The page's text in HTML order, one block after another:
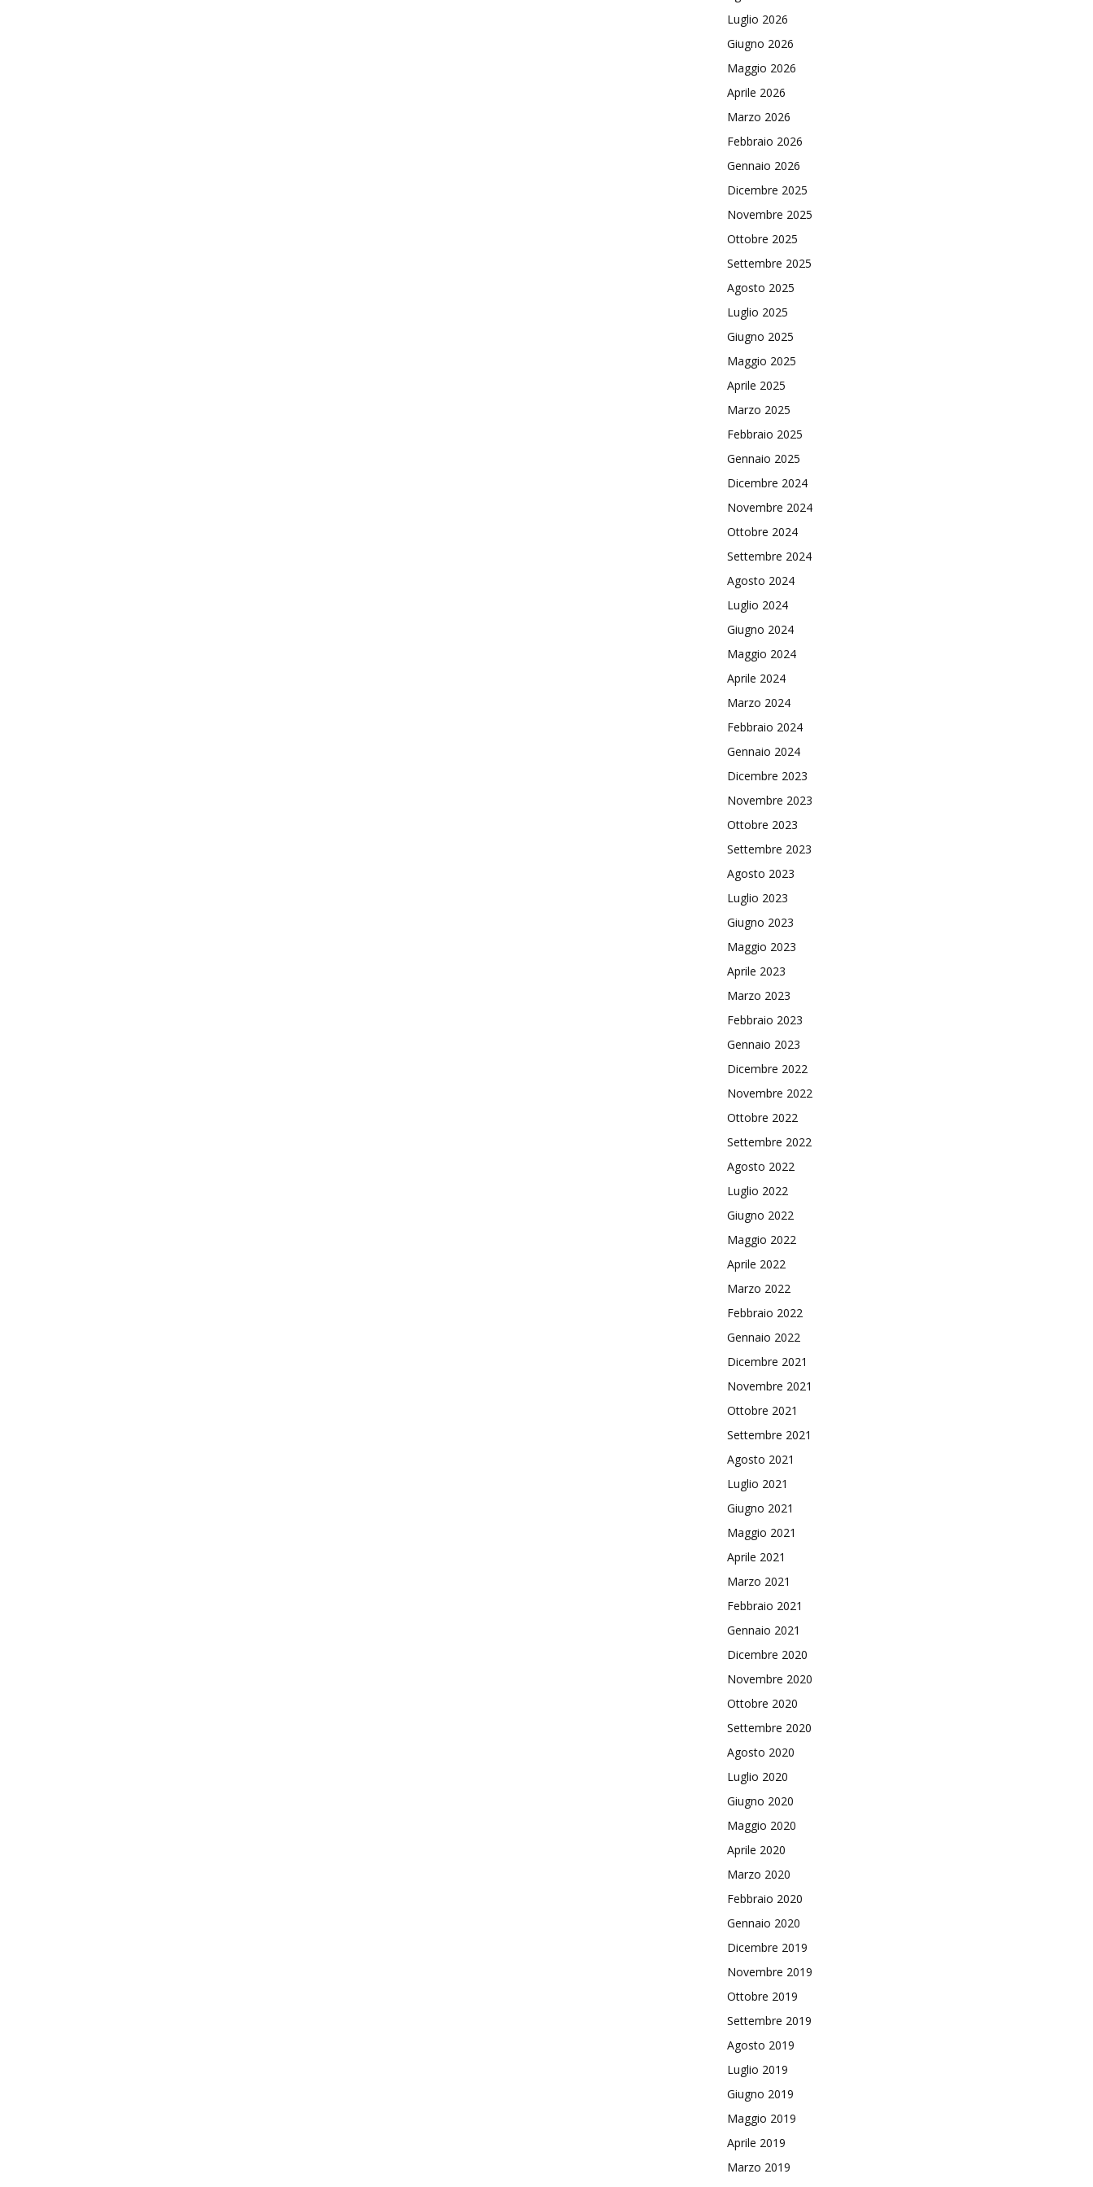
Luglio 2026
Giugno 2026
Maggio 2026
Aprile 2026
Marzo 2026
Febbraio 2026
Gennaio 2026
Dicembre 2025
Novembre 2025
Ottobre 2025
Settembre 2025
Agosto 2025
Luglio 2025
Giugno 2025
Maggio 2025
Aprile 2025
Marzo 2025
Febbraio 2025
Gennaio 2025
Dicembre 2024
Novembre 2024
Ottobre 2024
Settembre 2024
Agosto 2024
Luglio 2024
Giugno 2024
Maggio 2024
Aprile 2024
Marzo 2024
Febbraio 2024
Gennaio 2024
Dicembre 2023
Novembre 2023
Ottobre 2023
Settembre 2023
Agosto 2023
Luglio 2023
Giugno 2023
Maggio 2023
Aprile 2023
Marzo 2023
Febbraio 2023
Gennaio 2023
Dicembre 2022
Novembre 2022
Ottobre 2022
Settembre 2022
Agosto 2022
Luglio 2022
Giugno 2022
Maggio 2022
Aprile 2022
Marzo 2022
Febbraio 2022
Gennaio 2022
Dicembre 2021
Novembre 2021
Ottobre 2021
Settembre 2021
Agosto 2021
Luglio 2021
Giugno 2021
Maggio 2021
Aprile 2021
Marzo 2021
Febbraio 2021
Gennaio 2021
Dicembre 2020
Novembre 2020
Ottobre 2020
Settembre 2020
Agosto 2020
Luglio 2020
Giugno 2020
Maggio 2020
Aprile 2020
Marzo 2020
Febbraio 2020
Gennaio 2020
Dicembre 2019
Novembre 2019
Ottobre 2019
Settembre 2019
Agosto 2019
Luglio 2019
Giugno 2019
Maggio 2019
Aprile 2019
Marzo 2019